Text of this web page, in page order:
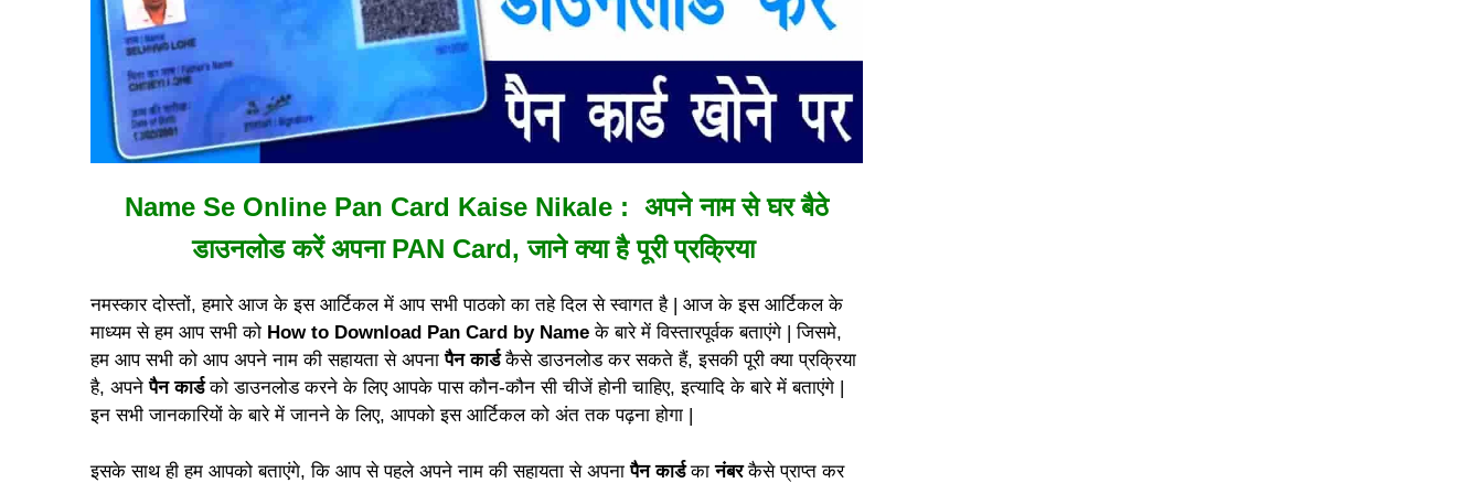
Name Se Online Pan Card Kaise Nikale : अपने नाम से घर बैठे
डाउनलोड करें अपना PAN Card, जाने क्या है पूरी प्रक्रिया
नमस्कार दोस्तों, हमारे आज के इस आर्टिकल में आप सभी पाठको का तहे दिल से स्वागत है | आज के इस आर्टिकल के
माध्यम से हम आप सभी को How to Download Pan Card by Name के बारे में विस्तारपूर्वक बताएंगे | जिसमे,
हम आप सभी को आप अपने नाम की सहायता से अपनापैन कार्डकैसे डाउनलोड कर सकते हैं, इसकी पूरी क्या प्रक्रिया
है, अपने पैन कार्डको डाउनलोड करने के लिए आपके पास कौन-कौन सी चीजें होनी चाहिए, इत्यादि के बारे में बताएंगे |
इन सभी जानकारियों के बारे में जानने के लिए, आपको इस आर्टिकल को अंत तक पढ़ना होगा |
इसके साथ ही हम आपको बताएंगे, कि आप से पहले अपने नाम की सहायता से अपनापैन कार्डकानंबरकैसे प्राप्त कर